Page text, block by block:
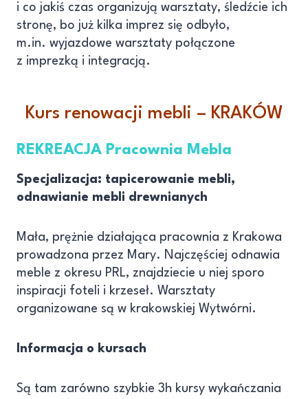
i co jakiś czas organizują warsztaty, śledźcie ich
stronę, bo już kilka imprez się odbyło,
m.in. wyjazdowe warsztaty połączone
z imprezką i integracją.
Kurs renowacji mebli – KRAKÓW
REKREACJA Pracownia Mebla
Specjalizacja: tapicerowanie mebli,
odnawianie mebli drewnianych
Mała, prężnie działająca pracownia z Krakowa
prowadzona przez Mary. Najczęściej odnawia
meble z okresu PRL, znajdziecie u niej sporo
inspiracji foteli i krzeseł. Warsztaty
organizowane są w krakowskiej Wytwórni.
Informacja o kursach
Są tam zarówno szybkie 3h kursy wykańczania